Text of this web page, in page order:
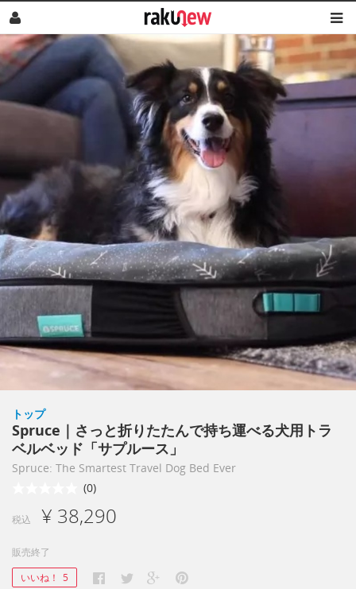
トップ
Spruce｜さっと折りたたんで持ち運べる犬用トラ
ベルベッド「サプルース」
Spruce: The Smartest Travel Dog Bed Ever
(0)
税込 ¥ 38,290
販売終了
いいね！ 5